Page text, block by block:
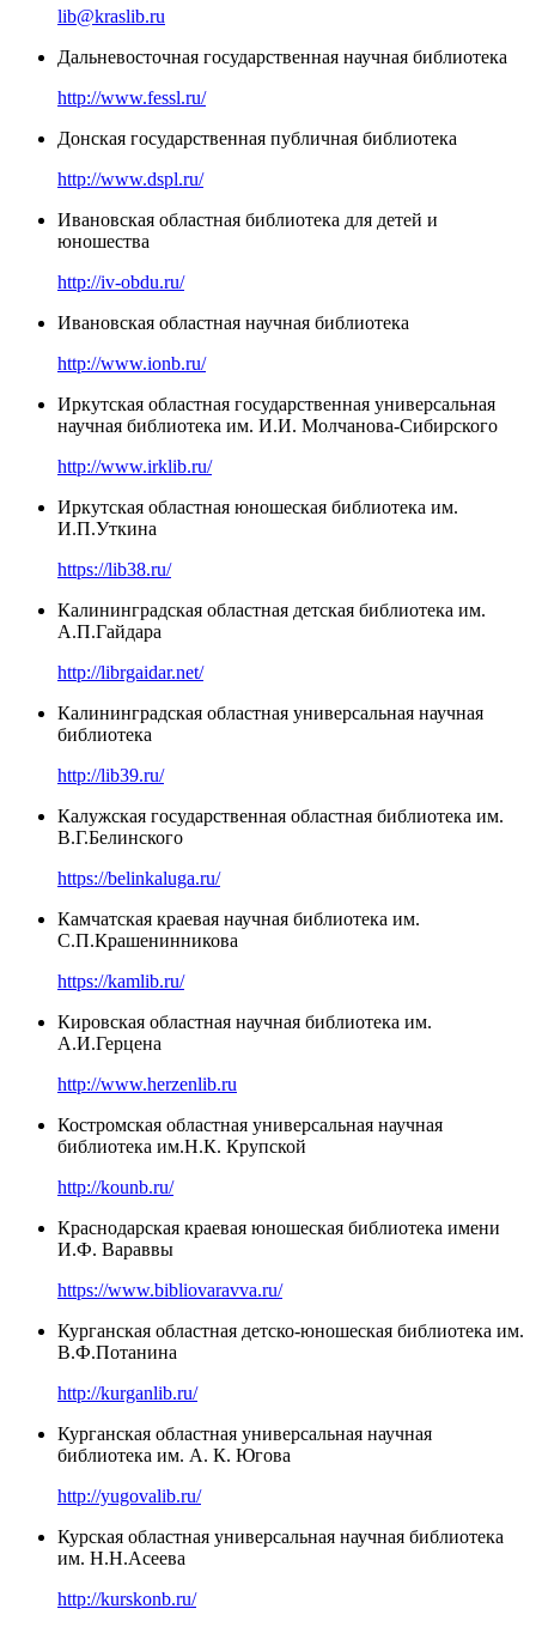
lib@kraslib.ru
Дальневосточная государственная научная библиотека
http://www.fessl.ru/
Донская государственная публичная библиотека
http://www.dspl.ru/
Ивановская областная библиотека для детей и
юношества
http://iv-obdu.ru/
Ивановская областная научная библиотека
http://www.ionb.ru/
Иркутская областная государственная универсальная
научная библиотека им. И.И. Молчанова-Сибирского
http://www.irklib.ru/
Иркутская областная юношеская библиотека им.
И.П.Уткина
https://lib38.ru/
Калининградская областная детская библиотека им.
А.П.Гайдара
http://librgaidar.net/
Калининградская областная универсальная научная
библиотека
http://lib39.ru/
Калужская государственная областная библиотека им.
В.Г.Белинского
https://belinkaluga.ru/
Камчатская краевая научная библиотека им.
С.П.Крашенинникова
https://kamlib.ru/
Кировская областная научная библиотека им.
А.И.Герцена
http://www.herzenlib.ru
Костромская областная универсальная научная
библиотека им.Н.К. Крупской
http://kounb.ru/
Краснодарская краевая юношеская библиотека имени
И.Ф. Вараввы
https://www.bibliovaravva.ru/
Курганская областная детско-юношеская библиотека им.
В.Ф.Потанина
http://kurganlib.ru/
Курганская областная универсальная научная
библиотека им. А. К. Югова
http://yugovalib.ru/
Курская областная универсальная научная библиотека
им. Н.Н.Асеева
http://kurskonb.ru/